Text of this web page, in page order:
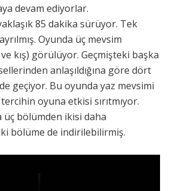
devam ediyorlar.
85 dakika sürüyor. Tek
Oyunda üç mevsim
kış) görülüyor. Geçmişteki başka
anlaşıldığına göre dört
geçiyor. Bu oyunda yaz mevsimi
tercihin oyuna etkisi sırıtmıyor.
bölümden ikisi daha
bölüme de indirilebilirmiş.